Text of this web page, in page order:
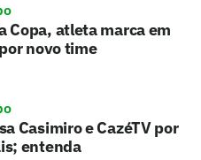
Copa, atleta marca em
novo time
Casimiro e CazéTV por
entenda